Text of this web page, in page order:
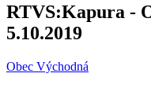
RTVS:Kapura -
5.10.2019
Obec Východná